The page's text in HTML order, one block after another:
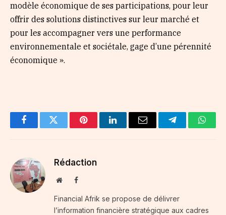
modèle économique de ses participations, pour leur
offrir des solutions distinctives sur leur marché et
pour les accompagner vers une performance
environnementale et sociétale, gage d’une pérennité
économique ».
FacebookTwitter PinterestLinkedInEmail Telegram
Rédaction
WebsiteFacebook
Financial Afrik se propose de délivrer
l’information financière stratégique aux cadres